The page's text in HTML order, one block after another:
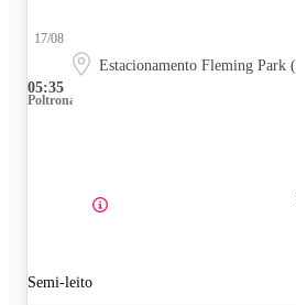
05:35
17/08
Estacionamento Fleming Park
Poltrona
Semi-leito